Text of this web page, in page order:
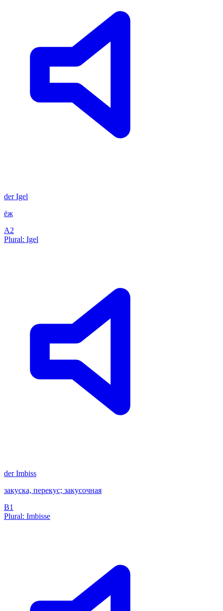
derIgel
ёж
A2
Plural: Igel
derImbiss
закуска, перекус; закусочная
B1
Plural: Imbisse